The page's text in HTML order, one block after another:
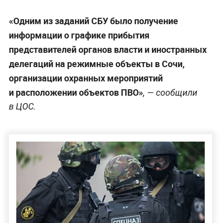
«Одним из заданий СБУ было получение
информации о графике прибытия
представителей органов власти и иностранных
делегаций на режимные объекты в Сочи,
организации охранных мероприятий
и расположении объектов ПВО», — сообщили
в ЦОС.